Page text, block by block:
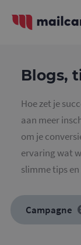
Blogs,
Hoe zet je
aan meer
om je
ervaring wat
slimme tips
Campagne